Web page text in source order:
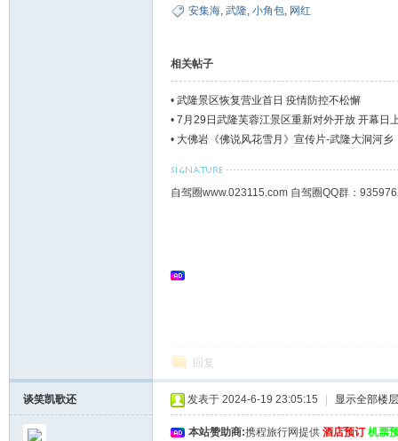
安集海, 武隆, 小角包, 网红
相关帖子
• 武隆景区恢复营业首日 疫情防控不松懈
• 7月29日武隆芙蓉江景区重新对外开放 开幕日
• 大佛岩《佛说风花雪月》宣传片-武隆大洞河乡
自驾圈www.023115.com 自驾圈QQ群：
回复
谈笑凯歌还 发表于 2024-6-19 23:05:15 显示全部楼层
本站赞助商:携程旅行网提供 酒店预订 机票